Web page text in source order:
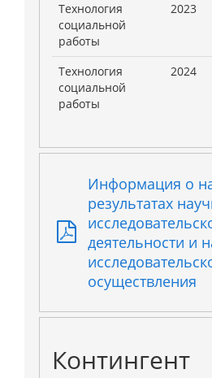
Технология
социальной
работы
2023
Технология
социальной
работы
2024
Информация о
результатах
деятельности и
осуществления
Контингент